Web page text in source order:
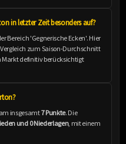
in letzter Zeit besonders auf?
Bereich 'Gegnerische Ecken'. Hier
zum Saison-Durchschnitt
Markt definitiv berücksichtigt
insgesamt7 Punkte. Die
und 0 Niederlagen, mit einem